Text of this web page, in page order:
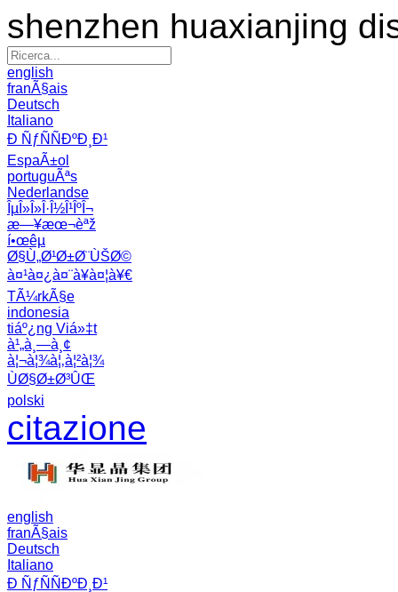
shenzhen huaxianjing
english
franÃ§ais
Deutsch
Italiano
Ð ÑƒÑÑÐºÐ¸Ð¹
EspaÃ±ol
portuguÃªs
Nederlandse
ÎµÎ»Î»Î·Î½Î¹ÎºÎ¬
æ—¥æœ¬èªž
í•œêµ­
Ø§Ù„Ø¹Ø±Ø¨ÙŠØ©
à¤¹à¤¿à¤¨à¥à¤¦à¥€
TÃ¼rkÃ§e
indonesia
tiáº¿ng Viá»‡t
à¹„à¸—à¸¢
à¦¬à¦¾à¦‚à¦²à¦¾
ÙØ§Ø±Ø³ÛŒ
polski
citazione
english
franÃ§ais
Deutsch
Italiano
Ð ÑƒÑÑÐºÐ¸Ð¹